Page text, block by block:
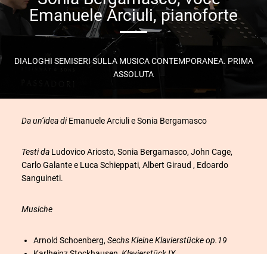
Emanuele Arciuli, pianoforte
DIALOGHI SEMISERI SULLA MUSICA CONTEMPORANEA. PRIMA
ASSOLUTA
Da un’idea diEmanuele Arciuli e Sonia Bergamasco
Testi da Ludovico Ariosto, Sonia Bergamasco, John Cage,
Carlo Galante e Luca Schieppati, Albert Giraud , Edoardo
Sanguineti.
Musiche
Arnold Schoenberg, Sechs Kleine Klavierstücke op.19